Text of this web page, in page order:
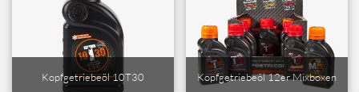
Kopfgetriebeöl 10T30 Kopfgetriebeöl 12er Mixboxen